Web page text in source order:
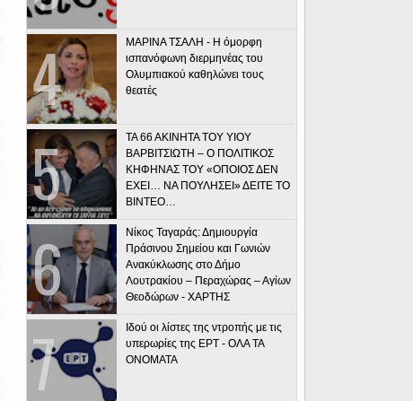
ΜΑΡΙΝΑ ΤΣΑΛΗ - Η όμορφη
ισπανόφωνη διερμηνέας του
Ολυμπιακού καθηλώνει τους
θεατές
ΤΑ 66 ΑΚΙΝΗΤΑ ΤΟΥ ΥΙΟΥ
ΒΑΡΒΙΤΣΙΩΤΗ – Ο ΠΟΛΙΤΙΚΟΣ
ΚΗΦΗΝΑΣ ΤΟΥ «ΟΠΟΙΟΣ ΔΕΝ
ΕΧΕΙ… ΝΑ ΠΟΥΛΗΣΕΙ» ΔΕΙΤΕ ΤΟ
ΒΙΝΤΕΟ…
Νίκος Ταγαράς: Δημιουργία
Πράσινου Σημείου και Γωνιών
Ανακύκλωσης στο Δήμο
Λουτρακίου – Περαχώρας – Αγίων
Θεοδώρων - ΧΑΡΤΗΣ
Ιδού οι λίστες της ντροπής με τις
υπερωρίες της ΕΡΤ - ΟΛΑ ΤΑ
ΟΝΟΜΑΤΑ